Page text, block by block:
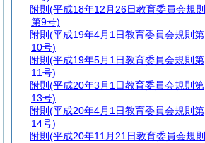
附則 (平成18年12月26日教育委員会規則
第9号)
附則 (平成19年4月1日教育委員会規則第
10号)
附則 (平成19年5月1日教育委員会規則第
11号)
附則 (平成20年3月1日教育委員会規則第
13号)
附則 (平成20年4月1日教育委員会規則第
14号)
附則 (平成20年11月21日教育委員会規則